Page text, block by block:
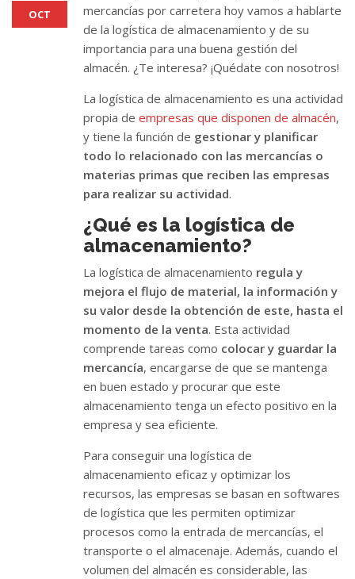
OCT
mercancías por carretera hoy vamos a hablarte
de la logística de almacenamiento y de su
importancia para una buena gestión del
almacén. ¿Te interesa? ¡Quédate con nosotros!
La logística de almacenamiento es una actividad
propia de empresas que disponen de almacén,
y tiene la función de gestionar y planificar
todo lo relacionado con las mercancías o
materias primas que reciben las empresas
para realizar su actividad.
¿Qué es la logística de
almacenamiento?
La logística de almacenamiento regula y
mejora el flujo de material, la información y
su valor desde la obtención de este, hasta el
momento de la venta. Esta actividad
comprende tareas como colocar y guardar la
mercancía, encargarse de que se mantenga
en buen estado y procurar que este
almacenamiento tenga un efecto positivo en la
empresa y sea eficiente.
Para conseguir una logística de
almacenamiento eficaz y optimizar los
recursos, las empresas se basan en softwares
de logística que les permiten optimizar
procesos como la entrada de mercancías, el
transporte o el almacenaje. Además, cuando el
volumen del almacén es considerable, las